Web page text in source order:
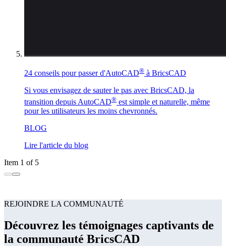
24 conseils pour passer d'AutoCAD® à BricsCAD
Si vous envisagez de sauter le pas avec BricsCAD, la
transition depuis AutoCAD® est simple et naturelle, même
pour les utilisateurs les moins chevronnés.
BLOG
Lire l'article du blog
Item 1 of 5
REJOINDRE LA COMMUNAUTÉ
Découvrez les témoignages captivants de
la communauté BricsCAD